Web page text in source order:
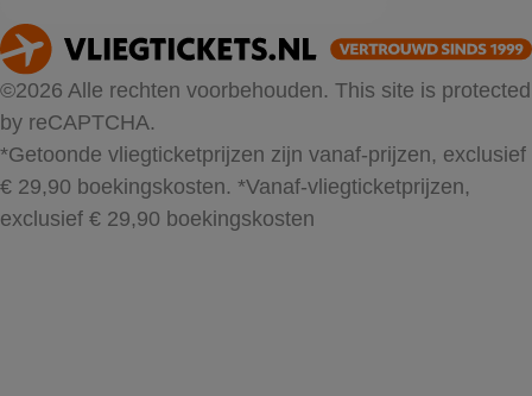
©2026 Alle rechten voorbehouden. This site is protected
by reCAPTCHA.
*Getoonde vliegticketprijzen zijn vanaf-prijzen, exclusief
€ 29,90 boekingskosten. *Vanaf-vliegticketprijzen,
exclusief € 29,90 boekingskosten